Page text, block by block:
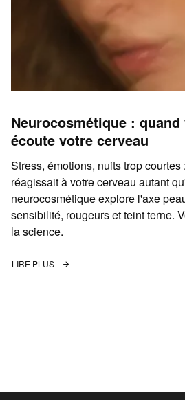
Neurocosmétique : quand
écoute votre cerveau
Stress, émotions, nuits trop courtes
réagissait à votre cerveau autant
neurocosmétique explore l'axe
sensibilité, rougeurs et teint terne.
la science.
LIRE PLUS